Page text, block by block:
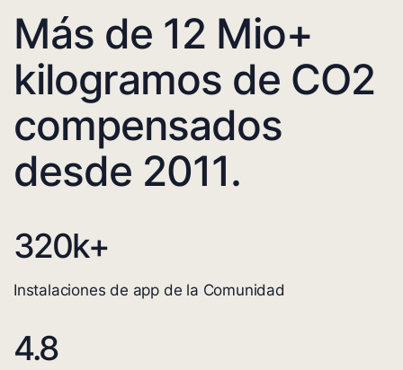
Más de 12 Mio+
kilogramos de CO2
compensados
desde 2011.
320k+
Instalaciones de app de la Comunidad
4.8